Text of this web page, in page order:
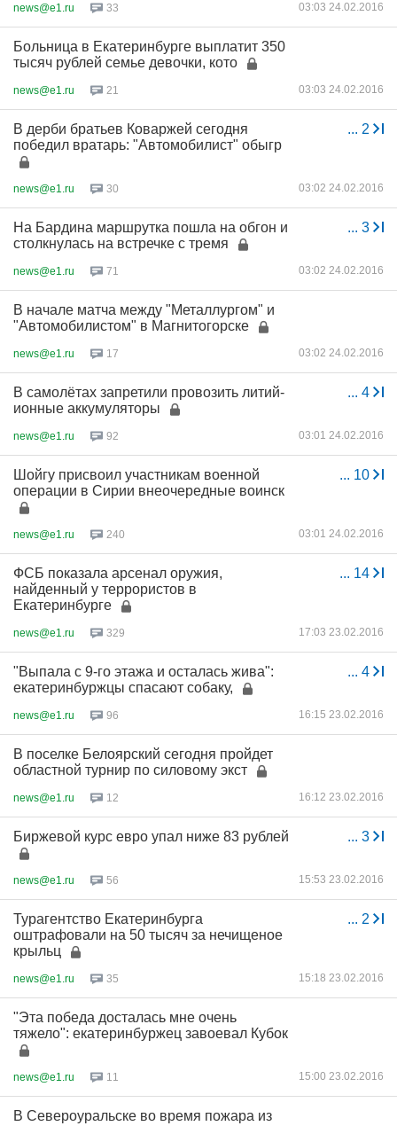
news@e1.ru 33 03:03 24.02.2016
Больница в Екатеринбурге выплатит 350
тысяч рублей семье девочки, кото
news@e1.ru 21 03:03 24.02.2016
... 2
В дерби братьев Коваржей сегодня
победил вратарь: "Автомобилист" обыгр
news@e1.ru 30 03:02 24.02.2016
... 3
На Бардина маршрутка пошла на обгон и
столкнулась на встречке с тремя
news@e1.ru 71 03:02 24.02.2016
В начале матча между "Металлургом" и
"Автомобилистом" в Магнитогорске
news@e1.ru 17 03:02 24.02.2016
... 4
В самолётах запретили провозить литий-
ионные аккумуляторы
news@e1.ru 92 03:01 24.02.2016
... 10
Шойгу присвоил участникам военной
операции в Сирии внеочередные воинск
news@e1.ru 240 03:01 24.02.2016
... 14
ФСБ показала арсенал оружия,
найденный у террористов в
Екатеринбурге
news@e1.ru 329 17:03 23.02.2016
... 4
"Выпала с 9-го этажа и осталась жива":
екатеринбуржцы спасают собаку,
news@e1.ru 96 16:15 23.02.2016
В поселке Белоярский сегодня пройдет
областной турнир по силовому экст
news@e1.ru 12 16:12 23.02.2016
... 3
Биржевой курс евро упал ниже 83 рублей
news@e1.ru 56 15:53 23.02.2016
... 2
Турагентство Екатеринбурга
оштрафовали на 50 тысяч за нечищеное
крыльц
news@e1.ru 35 15:18 23.02.2016
"Эта победа досталась мне очень
тяжело": екатеринбуржец завоевал Кубок
news@e1.ru 11 15:00 23.02.2016
В Североуральске во время пожара из